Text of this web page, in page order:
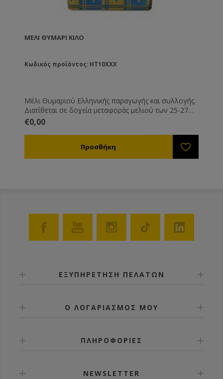
ΜΈΛΙ ΘΥΜΆΡΙ ΚΙΛΟ
Κωδικός προϊόντος: HT10XXX
Μέλι Θυμαριού Ελληνικής παραγωγής και συλλογής.
Διατίθεται σε δοχεία μεταφοράς μελιού των 25-27
Kg. Όλα τα μέλια συνοδεύονται από τις βασικές
Για την τιμή των διαφόρων ειδών μελιού
παρακαλούμε επικοινωνήστε μαζί μας. Οι τιμές
€0,00
ΕΞΥΠΗΡΕΤΗΣΗ ΠΕΛΑΤΩΝ
Ο ΛΟΓΑΡΙΑΣΜΟΣ ΜΟΥ
ΠΛΗΡΟΦΟΡΙΕΣ
NEWSLETTER